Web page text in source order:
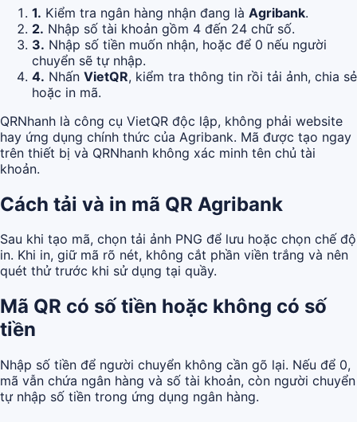
1. Kiểm tra ngân hàng nhận đang là Agribank.
2. Nhập số tài khoản gồm 4 đến 24 chữ số.
3. Nhập số tiền muốn nhận, hoặc để 0 nếu người
chuyển sẽ tự nhập.
4. Nhấn VietQR, kiểm tra thông tin rồi tải ảnh, chia sẻ
hoặc in mã.
QRNhanh là công cụ VietQR độc lập, không phải website
hay ứng dụng chính thức của Agribank. Mã được tạo ngay
trên thiết bị và QRNhanh không xác minh tên chủ tài
khoản.
Cách tải và in mã QR Agribank
Sau khi tạo mã, chọn tải ảnh PNG để lưu hoặc chọn chế độ
in. Khi in, giữ mã rõ nét, không cắt phần viền trắng và nên
quét thử trước khi sử dụng tại quầy.
Mã QR có số tiền hoặc không có số
tiền
Nhập số tiền để người chuyển không cần gõ lại. Nếu để 0,
mã vẫn chứa ngân hàng và số tài khoản, còn người chuyển
tự nhập số tiền trong ứng dụng ngân hàng.